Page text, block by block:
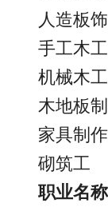
人造板
手工木工
机械木工
木地板
家具制
砌筑工
职业名